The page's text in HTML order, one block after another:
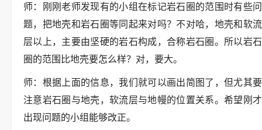
师：刚刚老师发现有的小组在标记岩石圈的范围时有些问
题，把地壳和岩石圈等同起来对吗？不对哈，地壳和软流
层以上，主要由坚硬的岩石构成，合称岩石圈。所以岩石
圈的范围比地壳要怎么样？对，要大。
师：根据上面的信息，我们就可以画出简图了，但尤其要
注意岩石圈与地壳，软流层与地幔的位置关系。希望刚才
出现问题的小组能够改正。